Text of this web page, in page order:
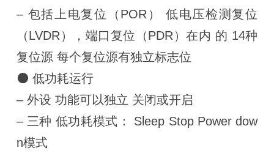
– 包括上电复位（POR） 低电压检测复位
（LVDR），端口复位（PDR）在内 的 14种
复位源 每个复位源有独立标志位
⚫ 低功耗运行
– 外设 功能可以独立 关闭或开启
– 三种 低功耗模式： Sleep Stop Power dow
n模式